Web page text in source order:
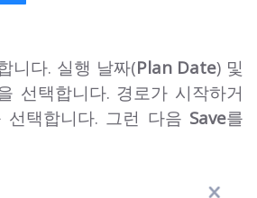
니다. 실행 날짜(Plan Date) 및
선택합니다. 경로가 시작하거
선택합니다. 그런 다음 Save를